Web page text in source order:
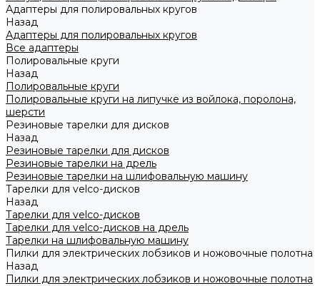
Адаптеры для полировальных кругов
Назад
Адаптеры для полировальных кругов
Все адаптеры
Полировальные круги
Назад
Полировальные круги
Полировальные круги на липучке из войлока, поролона,
шерсти
Резиновые тарелки для дисков
Назад
Резиновые тарелки для дисков
Резиновые тарелки на дрель
Резиновые тарелки на шлифовальную машину
Тарелки для velco-дисков
Назад
Тарелки для velco-дисков
Тарелки для velco-дисков на дрель
Тарелки на шлифовальную машину
Пилки для электрических лобзиков и ножовочные полотна
Назад
Пилки для электрических лобзиков и ножовочные полотна